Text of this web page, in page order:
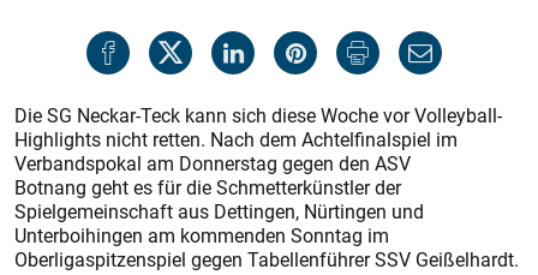
Die SG Neckar-Teck kann sich diese Woche vor Volleyball-
Highlights nicht retten. Nach dem Achtelfinalspiel im
Verbandspokal am Donnerstag gegen den ASV
Botnang geht es für die Schmetterkünstler der
Spielgemeinschaft aus Dettingen, Nürtingen und
Unterboihingen am kommenden Sonntag im
Oberligaspitzenspiel gegen Tabellenführer SSV Geißelhardt.